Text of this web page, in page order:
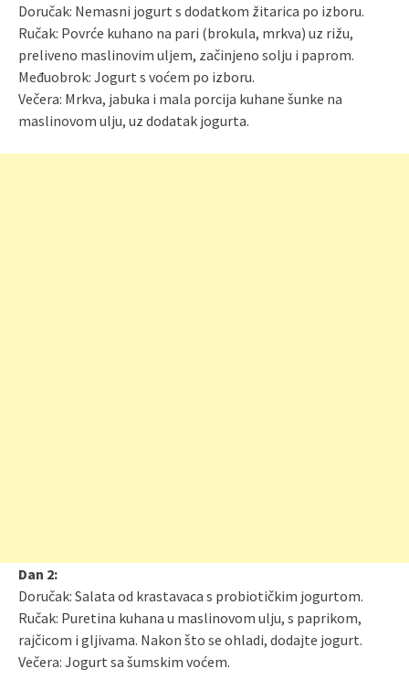
Doručak: Nemasni jogurt s dodatkom žitarica po izboru.
Ručak: Povrće kuhano na pari (brokula, mrkva) uz rižu,
preliveno maslinovim uljem, začinjeno solju i paprom.
Međuobrok: Jogurt s voćem po izboru.
Večera: Mrkva, jabuka i mala porcija kuhane šunke na
maslinovom ulju, uz dodatak jogurta.
Dan 2:
Doručak: Salata od krastavaca s probiotičkim jogurtom.
Ručak: Puretina kuhana u maslinovom ulju, s paprikom,
rajčicom i gljivama. Nakon što se ohladi, dodajte jogurt.
Večera: Jogurt sa šumskim voćem.